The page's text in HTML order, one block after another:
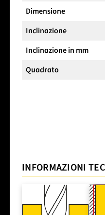
Dimensione
Inclinazione
Inclinazione in mm
Quadrato
INFORMAZIONI